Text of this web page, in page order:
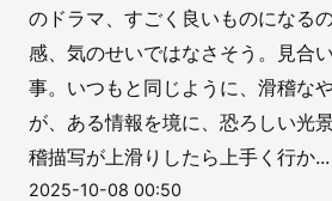
のドラマ、すごく良いものになる
感、気のせいではなさそう。見合
事。いつもと同じように、滑稽な
が、ある情報を境に、恐ろしい光
稽描写が上滑りしたら上手く行か...
2025-10-08 00:50